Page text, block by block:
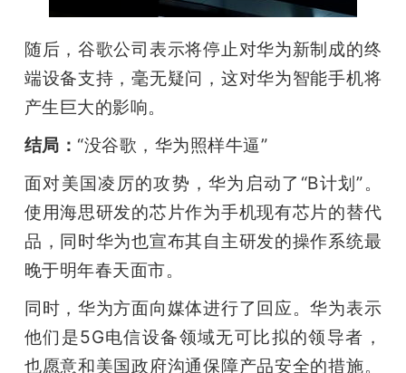
随后，谷歌公司表示将停止对华为新制成的终
端设备支持，毫无疑问，这对华为智能手机将
产生巨大的影响。
结局： “没谷歌，华为照样牛逼”
面对美国凌厉的攻势，华为启动了“B计划”。
使用海思研发的芯片作为手机现有芯片的替代
品，同时华为也宣布其自主研发的操作系统最
晚于明年春天面市。
同时，华为方面向媒体进行了回应。华为表示
他们是5G电信设备领域无可比拟的领导者，
也愿意和美国政府沟通保障产品安全的措施。